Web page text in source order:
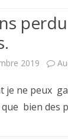
2019
je ne peux
bien des